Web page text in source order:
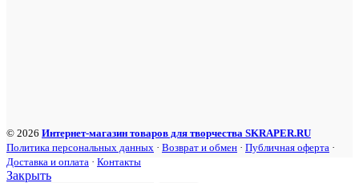
© 2026 Интернет-магазин товаров для творчества SKRAPER.RU
Политика персональных данных · Возврат и обмен · Публичная оферта ·
Доставка и оплата · Контакты
Закрыть